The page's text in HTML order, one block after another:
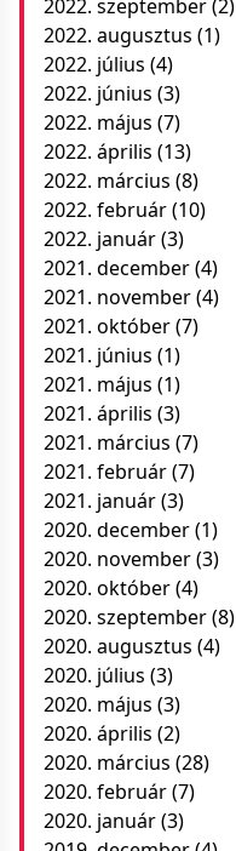
2022. szeptember(2)
2022. augusztus (1)
2022. július (4)
2022. június (3)
2022. május (7)
2022. április (13)
2022. március (8)
2022. február(10)
2022. január(3)
2021. december(4)
2021. november(4)
2021. október(7)
2021. június (1)
2021. május (1)
2021. április (3)
2021. március (7)
2021. február(7)
2021. január(3)
2020. december(1)
2020. november(3)
2020. október(4)
2020. szeptember(8)
2020. augusztus (4)
2020. július (3)
2020. május (3)
2020. április (2)
2020. március (28)
2020. február(7)
2020. január(3)